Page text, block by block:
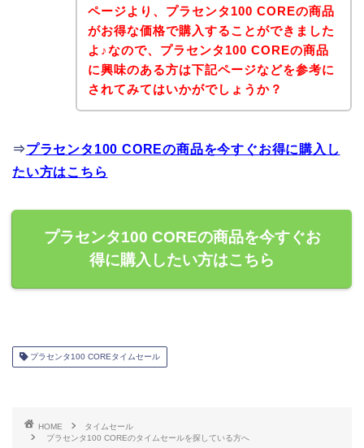
ページより、プラセンタ100 COREの商品
がお得な価格で購入することができました
よ♪なので、プラセンタ100 COREの商品
に興味のある方は下記ページなどを参考に
されてみてはいかがでしょうか？
⇒プラセンタ100 COREの商品を今すぐお得に購入し
たい方はこちら
プラセンタ100 COREの商品を今すぐお
得に購入したい方はこちら
プラセンタ100 COREタイムセール
HOME
タイムセール
プラセンタ100 COREのタイムセールを探している方へ